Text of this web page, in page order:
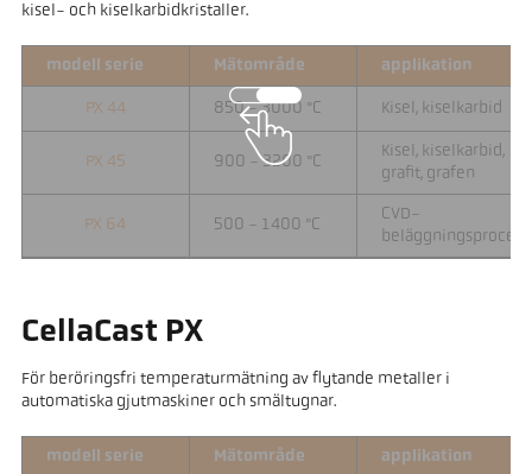
kisel- och kiselkarbidkristaller.
modell serie Mätområde applikation
PX 44 850 - 3000 °C Kisel, kiselkarbid
PX 45 900 - 3200 °C
Kisel, kiselkarbid,
grafit, grafen
PX 64 500 - 1400 °C
CVD-
CellaCast PX
För beröringsfri temperaturmätning av flytande metaller i
automatiska gjutmaskiner och smältugnar.
modell serie Mätområde applikation